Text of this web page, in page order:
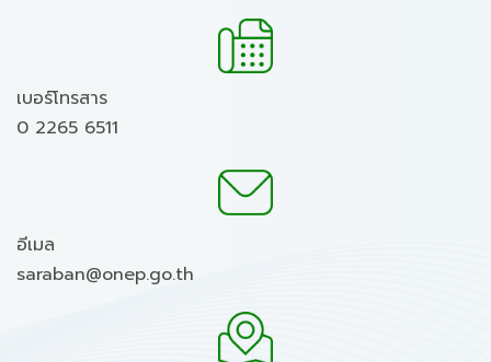
เบอร์โทรสาร
0 2265 6511
อีเมล
saraban@onep.go.th